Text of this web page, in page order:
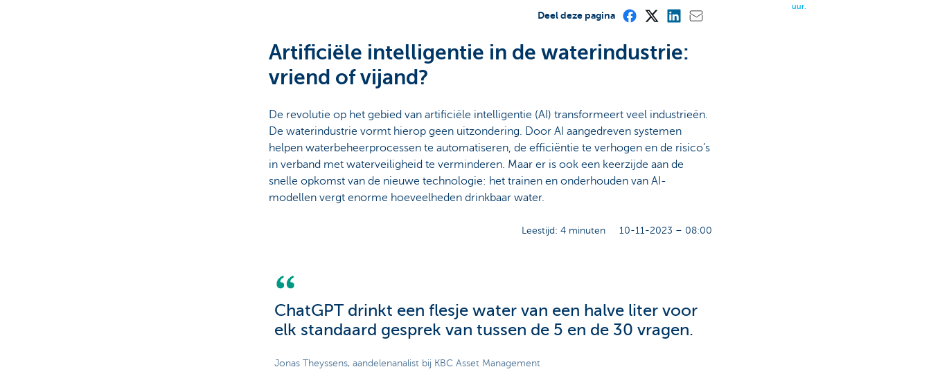
Deel deze pagina
Artificiële intelligentie in de waterindustrie:
vriend of vijand?
De revolutie op het gebied van artificiële intelligentie (AI) transformeert veel industrieën.
De waterindustrie vormt hierop geen uitzondering. Door AI aangedreven systemen
helpen waterbeheerprocessen te automatiseren, de efficiëntie te verhogen en de risico’s
in verband met waterveiligheid te verminderen. Maar er is ook een keerzijde aan de
snelle opkomst van de nieuwe technologie: het trainen en onderhouden van AI-
modellen vergt enorme hoeveelheden drinkbaar water.
Leestijd: 4 minuten 10-11-2023 – 08:00
ChatGPT drinkt een flesje water van een halve liter voor
elk standaard gesprek van tussen de 5 en de 30 vragen.
Jonas Theyssens, aandelenanalist bij KBC Asset Management
uur.